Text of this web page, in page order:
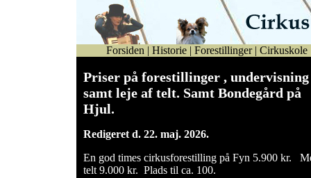
Forsiden | Historie | Forestillinger | Cirkuskole
Priser på forestillinger , undervisning
samt leje af telt. Samt Bondegård på
Hjul.
Redigeret d. 22. maj. 2026.
En god times cirkusforestilling på Fyn 5.900 kr.
telt 9.000 kr. Plads til ca. 100.